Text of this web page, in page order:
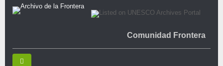
Comunidad Frontera